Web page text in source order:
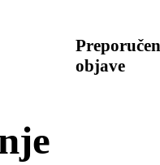
objave